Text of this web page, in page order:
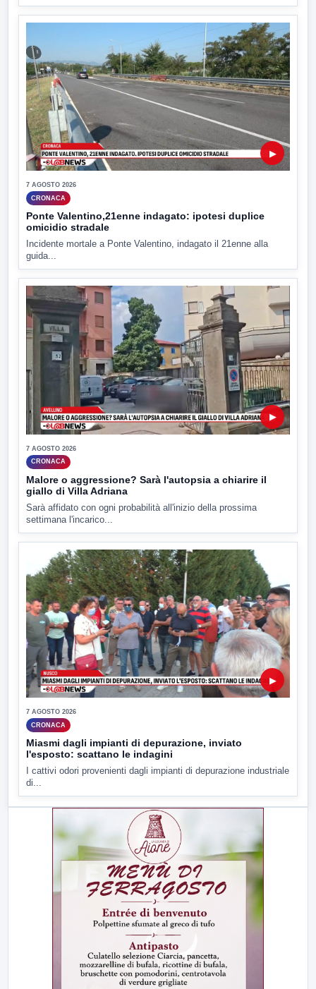
▶
7 AGOSTO 2026
CRONACA
Ponte Valentino,21enne indagato: ipotesi duplice
omicidio stradale
Incidente mortale a Ponte Valentino, indagato il 21enne alla
guida...
▶
7 AGOSTO 2026
CRONACA
Malore o aggressione? Sarà l'autopsia a chiarire il
giallo di Villa Adriana
Sarà affidato con ogni probabilità all'inizio della prossima
settimana l'incarico...
▶
7 AGOSTO 2026
CRONACA
Miasmi dagli impianti di depurazione, inviato
l'esposto: scattano le indagini
I cattivi odori provenienti dagli impianti di depurazione industriale
di...